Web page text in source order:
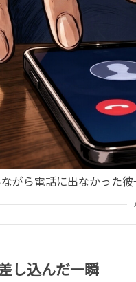
ながら電話に出なかっ
し込んだ一瞬